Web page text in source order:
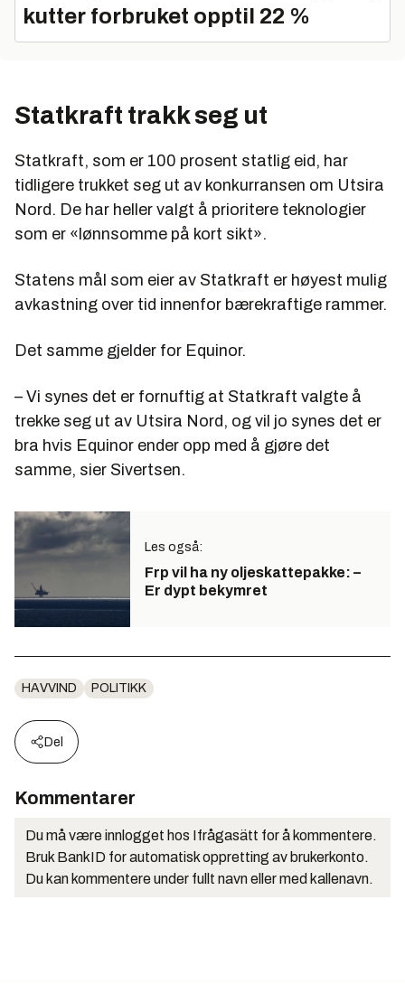
kutter forbruket opptil 22 %
Statkraft trakk seg ut
Statkraft, som er 100 prosent statlig eid, har
tidligere trukket seg ut av konkurransen om Utsira
Nord. De har heller valgt å prioritere teknologier
som er «lønnsomme på kort sikt».
Statens mål som eier av Statkraft er høyest mulig
avkastning over tid innenfor bærekraftige rammer.
Det samme gjelder for Equinor.
– Vi synes det er fornuftig at Statkraft valgte å
trekke seg ut av Utsira Nord, og vil jo synes det er
bra hvis Equinor ender opp med å gjøre det
samme, sier Sivertsen.
Les også:
Frp vil ha ny oljeskattepakke: –
Er dypt bekymret
HAVVIND POLITIKK
Del
Kommentarer
Du må være innlogget hos Ifrågasätt for å kommentere.
Bruk BankID for automatisk oppretting av brukerkonto.
Du kan kommentere under fullt navn eller med kallenavn.